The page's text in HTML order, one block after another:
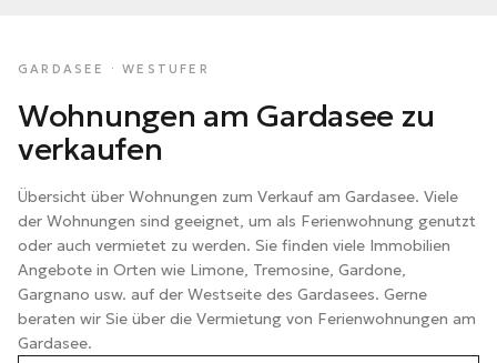
GARDASEE · WESTUFER
Wohnungen am Gardasee zu
verkaufen
Übersicht über Wohnungen zum Verkauf am Gardasee. Viele
der Wohnungen sind geeignet, um als Ferienwohnung genutzt
oder auch vermietet zu werden. Sie finden viele Immobilien
Angebote in Orten wie Limone, Tremosine, Gardone,
Gargnano usw. auf der Westseite des Gardasees. Gerne
beraten wir Sie über die Vermietung von Ferienwohnungen am
Gardasee.